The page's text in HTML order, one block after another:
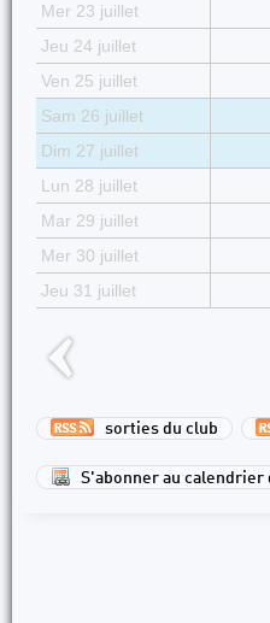
Mer 23 juillet
Jeu 24 juillet
Ven 25 juillet
Sam 26 juillet
Dim 27 juillet
Lun 28 juillet
Mar 29 juillet
Mer 30 juillet
Jeu 31 juillet
sorties du club
S'abonner au calendrier